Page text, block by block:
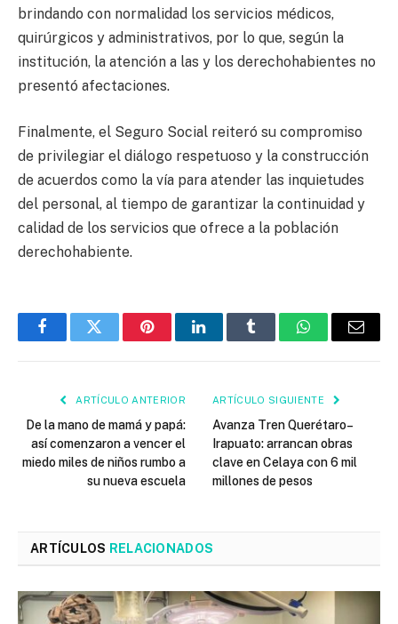
brindando con normalidad los servicios médicos,
quirúrgicos y administrativos, por lo que, según la
institución, la atención a las y los derechohabientes no
presentó afectaciones.
Finalmente, el Seguro Social reiteró su compromiso
de privilegiar el diálogo respetuoso y la construcción
de acuerdos como la vía para atender las inquietudes
del personal, al tiempo de garantizar la continuidad y
calidad de los servicios que ofrece a la población
derechohabiente.
FacebookTwitter PinterestLinkedInTumblr WhatsAppEmail
ARTÍCULO ANTERIOR
De la mano de mamá y papá:
así comenzaron a vencer el
miedo miles de niños rumbo a
su nueva escuela
ARTÍCULO SIGUIENTE
Avanza Tren Querétaro–
Irapuato: arrancan obras
clave en Celaya con 6 mil
millones de pesos
ARTÍCULOS RELACIONADOS